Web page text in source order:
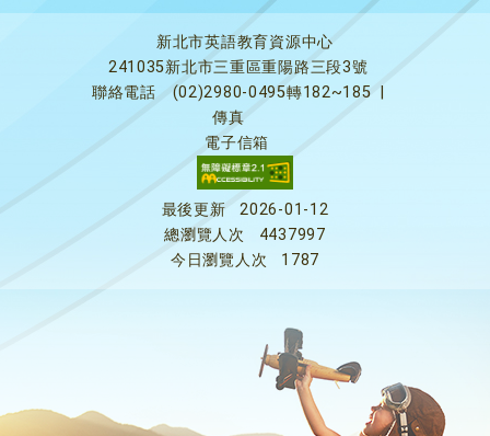
新北市英語教育資源中心
241035新北市三重區重陽路三段3號
聯絡電話
(02)2980-0495轉182~185
傳真
電子信箱
最後更新
2026-01-12
總瀏覽人次
4437997
今日瀏覽人次
1787